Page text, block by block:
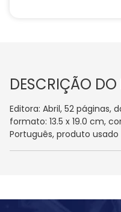
DESCRIÇÃO
Editora: Abril, 52 páginas,
formato: 13.5 x 19.0 cm,
Português, produto usado